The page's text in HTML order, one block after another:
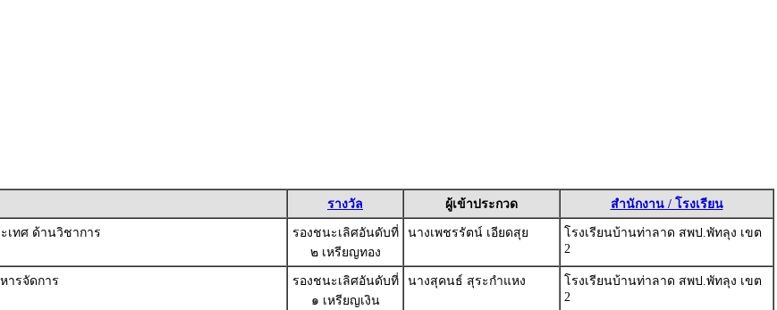
รางวัล ผู้เข้าประกวด
สำนักงาน / โรงเรียน
เทศ ด้านวิชาการ
รองชนะเลิศอันดับที่
๒ เหรียญทอง
นางเพชรรัตน์ เอียดสุย
โรงเรียนบ้านท่าลาด สพป.พัทลุง เขต
2
ารจัดการ
รองชนะเลิศอันดับที่
๑ เหรียญเงิน
นางสุคนธ์ สุระกำแหง
โรงเรียนบ้านท่าลาด สพป.พัทลุง เขต
2